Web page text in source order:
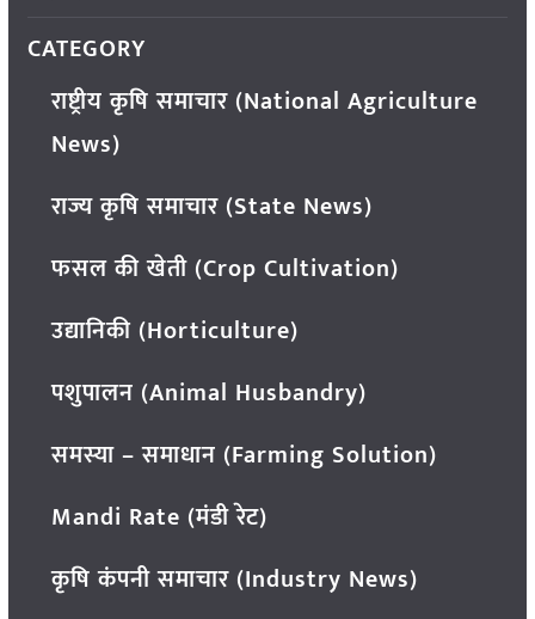
CATEGORY
राष्ट्रीय कृषि समाचार (National Agriculture
News)
राज्य कृषि समाचार (State News)
फसल की खेती (Crop Cultivation)
उद्यानिकी (Horticulture)
पशुपालन (Animal Husbandry)
समस्या – समाधान (Farming Solution)
Mandi Rate (मंडी रेट)
कृषि कंपनी समाचार (Industry News)